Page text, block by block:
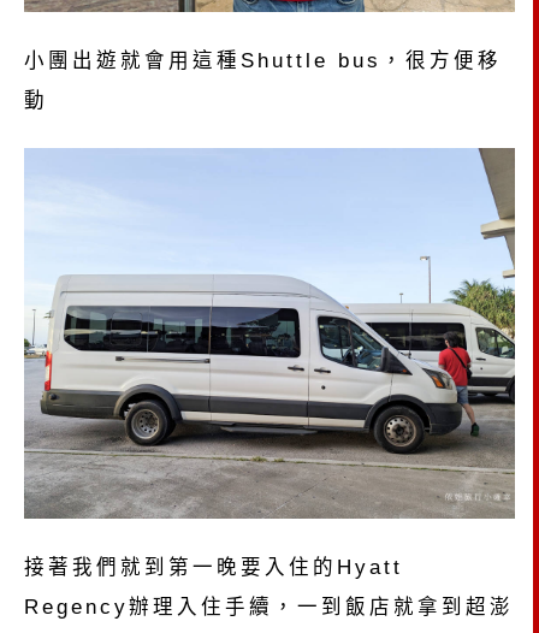
小團出遊就會用這種Shuttle bus，很方便移
動
接著我們就到第一晚要入住的Hyatt
Regency辦理入住手續，一到飯店就拿到超澎